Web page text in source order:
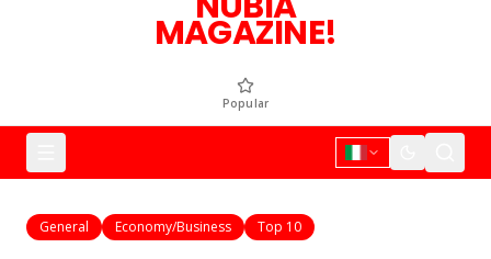
MAGAZINE!
Popular
General Economy/Business Top 10